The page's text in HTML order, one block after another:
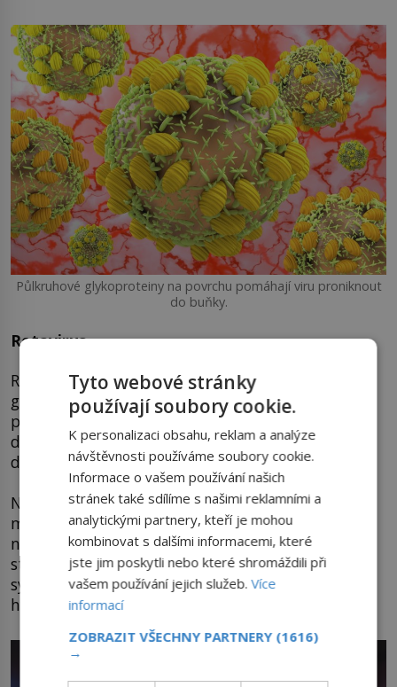
Půlkruhové glykoproteiny na povrchu pomáhají viru proniknout
do buňky.
Rotavirus
Rotavirová infekce vyvolává těžkou
gastroenteritidu, která se projevuje horečkou,
průjmem a zvracením. Postihnout může děti i
dospělé, nejohroženější skupinou jsou však malé
děti do pěti let.
Nejvíce infekcí je u kojenců a batolat od šesti
měsíců do dvou let věku. Viry se do těla dostávají
nejčastěji ústy kvůli nedostatečné hygieně po
styku s kontaminovaným předmětem. Léčba je
symptomatická s důrazem na dostatečnou
hydrataci. Proti nákaze existuje očkování.
Tyto webové stránky
používají soubory cookie.
K personalizaci obsahu, reklam a analýze
návštěvnosti používáme soubory cookie.
Informace o vašem používání našich
stránek také sdílíme s našimi reklamními a
analytickými partnery, kteří je mohou
kombinovat s dalšími informacemi, které
jste jim poskytli nebo které shromáždili při
vašem používání jejich služeb.Více
informací
ZOBRAZIT VŠECHNY PARTNERY (1616)
→